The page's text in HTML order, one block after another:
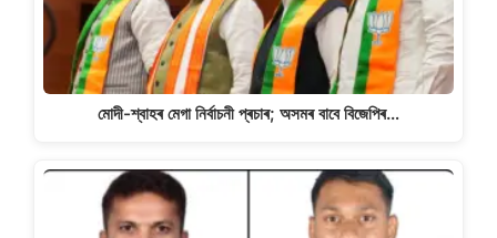
মোদী-শ্বাহৰ মেগা নিৰ্বাচনী প্ৰচাৰ; অসমৰ বাবে বিজেপিৰ…